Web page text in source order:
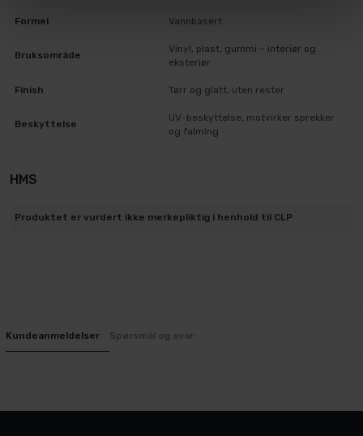
Formel Vannbasert
Bruksområde
Vinyl, plast, gummi – interiør og
eksteriør
Finish Tørr og glatt, uten rester
Beskyttelse
UV-beskyttelse, motvirker sprekker
og falming
HMS
Produktet er vurdert ikke merkepliktig i henhold til CLP
Kundeanmeldelser Spørsmål og svar: